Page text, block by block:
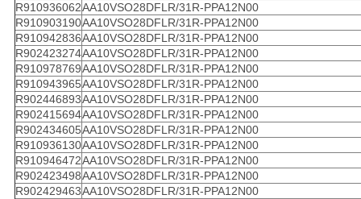
R910936062AA10VSO28DFLR/31R-PPA12N00
R910903190AA10VSO28DFLR/31R-PPA12N00
R910942836AA10VSO28DFLR/31R-PPA12N00
R902423274AA10VSO28DFLR/31R-PPA12N00
R910978769AA10VSO28DFLR/31R-PPA12N00
R910943965AA10VSO28DFLR/31R-PPA12N00
R902446893AA10VSO28DFLR/31R-PPA12N00
R902415694AA10VSO28DFLR/31R-PPA12N00
R902434605AA10VSO28DFLR/31R-PPA12N00
R910936130AA10VSO28DFLR/31R-PPA12N00
R910946472AA10VSO28DFLR/31R-PPA12N00
R902423498AA10VSO28DFLR/31R-PPA12N00
R902429463AA10VSO28DFLR/31R-PPA12N00